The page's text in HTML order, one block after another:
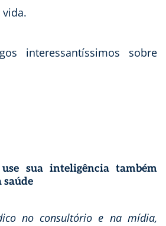
interessantíssimos sobre
sua inteligência também
saúde
no consultório e na mídia,